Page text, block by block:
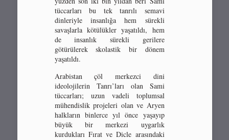
tüccarları bu tek tanrılı semavi
dinleriyle insanlığa hem sürekli
savaşlarla kötülükler yaşatıldı, hem
de insanlık sürekli gerilere
götürülerek skolastik bir dönem
yaşatıldı.
Arabistan çöl merkezci dini
ideolojilerin Tanrı’ları olan Sami
tüccarları; uzun vadeli toplumsal
mühendislik projeleri olan ve Aryen
halkların binlerce yıl önce yaşayıp
büyük bir merkezi uygarlık
kurdukları Fırat ve Dicle arasındaki